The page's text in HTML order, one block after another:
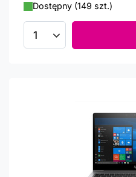
Dostępny (149 szt.)
Ilość produktów